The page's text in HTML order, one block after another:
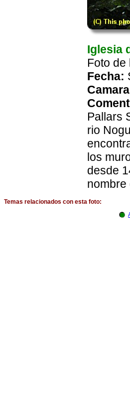
Iglesia
Foto de
Fecha:
Pallars
rio
los
desde
nombre
Temas relacionados con esta foto: